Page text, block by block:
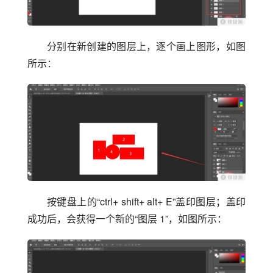
分别在新创建的图层上，逐个画上图形，如图
所示：
按键盘上的“ctrl+ shift+ alt+ E”盖印图层；盖印
成功后，会获得一个新的“图层 1”，如图所示：